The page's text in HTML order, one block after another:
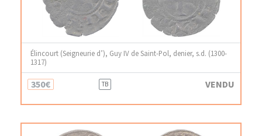
Élincourt (Seigneurie d’), Guy IV de Saint-Pol, denier, s.d. (1300-
1317)
350€ TB VENDU